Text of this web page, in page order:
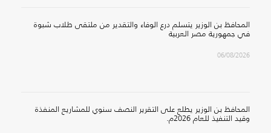
المحافظ بن الوزير يتسلم درع الوفاء والتقدير من ملتقى طلاب شبوة
في جمهورية مصر العربية
06/08/2026
المحافظ بن الوزير يطلع على التقرير النصف سنوي للمشاريع المنفذة
وقيد التنفيذ للعام 2026م.